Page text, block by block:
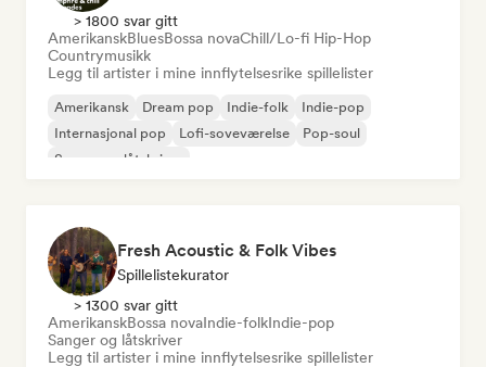
> 1800 svar gitt
AmerikanskBluesBossa novaChill/Lo-fi Hip-Hop
Countrymusikk
Legg til artister i mine innflytelsesrike spillelister
Amerikansk Dream pop Indie-folk
Indie-pop
Internasjonal pop
Lofi-soveværelse
Pop-soul
Sanger og låtskriver
Fresh Acoustic & Folk Vibes
Spillelistekurator
> 1300 svar gitt
AmerikanskBossa novaIndie-folkIndie-pop
Sanger og låtskriver
Legg til artister i mine innflytelsesrike spillelister